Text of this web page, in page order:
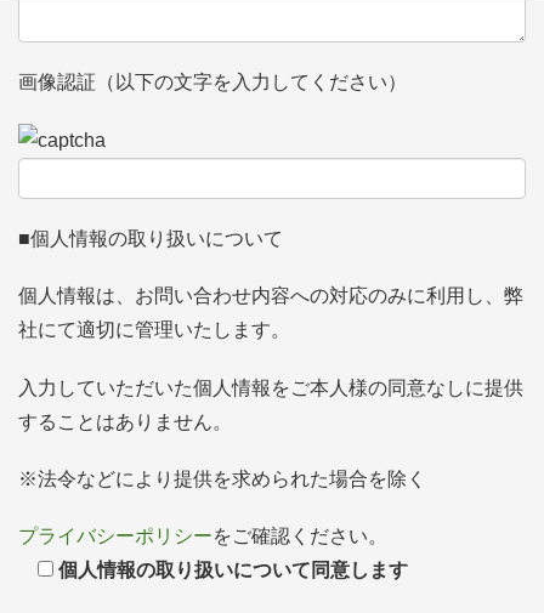
画像認証（以下の文字を入力してください）
■個人情報の取り扱いについて
個人情報は、お問い合わせ内容への対応のみに利用し、弊
社にて適切に管理いたします。
入力していただいた個人情報をご本人様の同意なしに提供
することはありません。
※法令などにより提供を求められた場合を除く
プライバシーポリシーをご確認ください。
個人情報の取り扱いについて同意します